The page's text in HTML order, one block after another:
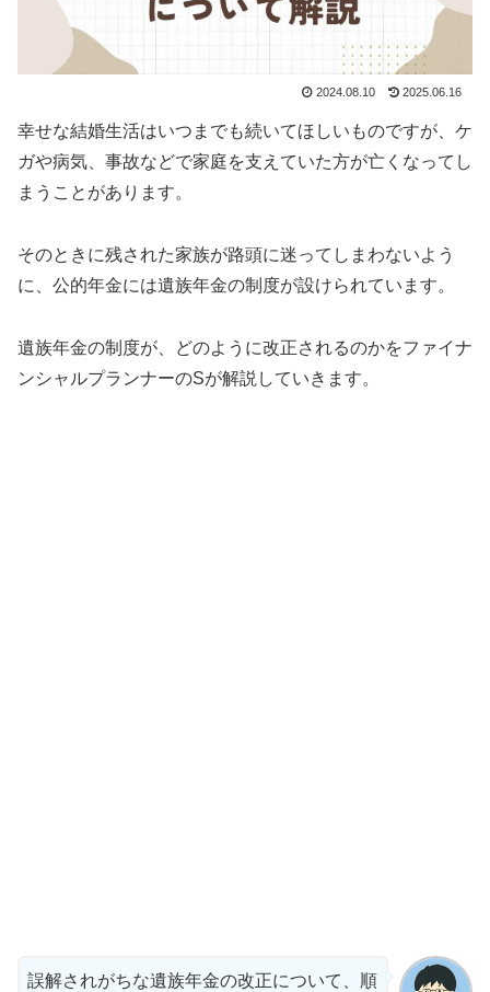
2024.08.10 2025.06.16
幸せな結婚生活はいつまでも続いてほしいものですが、ケ
ガや病気、事故などで家庭を支えていた方が亡くなってし
まうことがあります。
そのときに残された家族が路頭に迷ってしまわないよう
に、公的年金には遺族年金の制度が設けられています。
遺族年金の制度が、どのように改正されるのかをファイナ
ンシャルプランナーのSが解説していきます。
誤解されがちな遺族年金の改正について、順